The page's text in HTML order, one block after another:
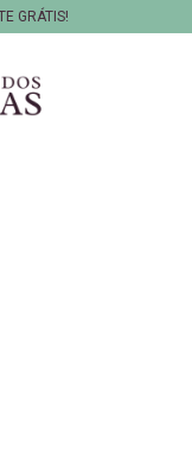
GRÁTIS!